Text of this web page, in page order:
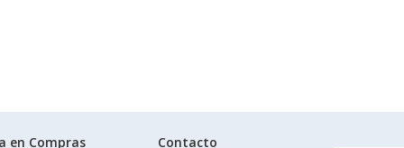
factores como el uso previsto, la calidad requerida y el
en Compras
Contacto